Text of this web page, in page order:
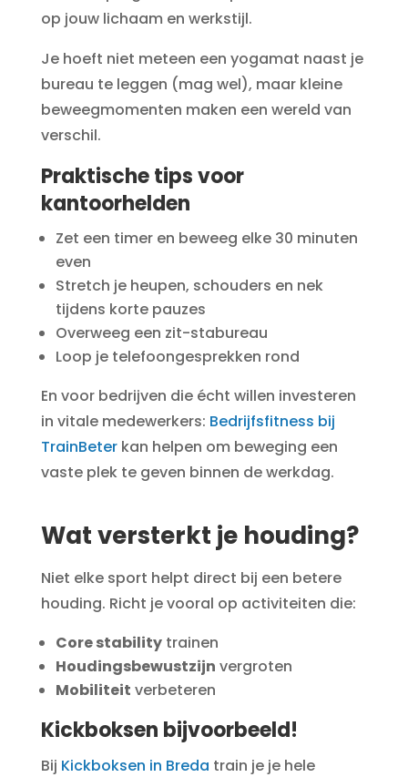
op jouw lichaam en werkstijl.
Je hoeft niet meteen een yogamat naast je
bureau te leggen (mag wel), maar kleine
beweegmomenten maken een wereld van
verschil.
Praktische tips voor
kantoorhelden
Zet een timer en beweeg elke 30 minuten
even
Stretch je heupen, schouders en nek
tijdens korte pauzes
Overweeg een zit-stabureau
Loop je telefoongesprekken rond
En voor bedrijven die écht willen investeren
in vitale medewerkers: Bedrijfsfitness bij
TrainBeterkan helpen om beweging een
vaste plek te geven binnen de werkdag.
Wat versterkt je houding?
Niet elke sport helpt direct bij een betere
houding. Richt je vooral op activiteiten die:
Core stabilitytrainen
Houdingsbewustzijn vergroten
Mobiliteit verbeteren
Kickboksen bijvoorbeeld!
Bij Kickboksen in Breda train je je hele